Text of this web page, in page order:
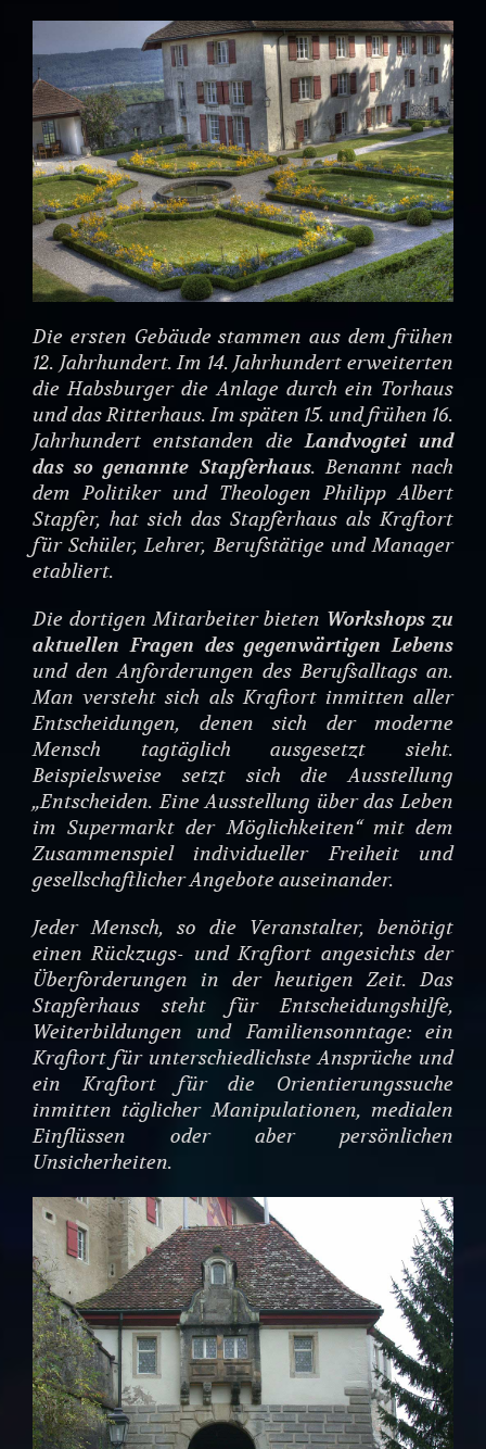
Die ersten Gebäude stammen aus dem frühen
12. Jahrhundert. Im 14. Jahrhundert erweiterten
die Habsburger die Anlage durch ein Torhaus
und das Ritterhaus. Im späten 15. und frühen 16.
Jahrhundert entstanden dieLandvogtei und
das so genannte Stapferhaus. Benannt nach
dem Politiker und Theologen Philipp Albert
Stapfer, hat sich das Stapferhaus als Kraftort
für Schüler, Lehrer, Berufstätige und Manager
etabliert.
Die dortigen Mitarbeiter bieten Workshops zu
aktuellen Fragen des gegenwärtigen Lebens
und den Anforderungen des Berufsalltags an.
Man versteht sich als Kraftort inmitten aller
Entscheidungen, denen sich der moderne
Mensch tagtäglich ausgesetzt sieht.
Beispielsweise setzt sich die Ausstellung
„Entscheiden. Eine Ausstellung über das Leben
im Supermarkt der Möglichkeiten“ mit dem
Zusammenspiel individueller Freiheit und
gesellschaftlicher Angebote auseinander.
Jeder Mensch, so die Veranstalter, benötigt
einen Rückzugs- und Kraftort angesichts der
Überforderungen in der heutigen Zeit. Das
Stapferhaus steht für Entscheidungshilfe,
Weiterbildungen und Familiensonntage: ein
Kraftort für unterschiedlichste Ansprüche und
ein Kraftort für die Orientierungssuche
inmitten täglicher Manipulationen, medialen
Einflüssen oder aber persönlichen
Unsicherheiten.